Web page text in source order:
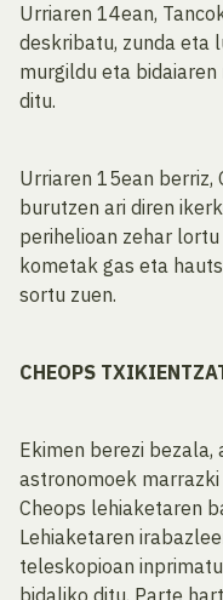
Urriaren 14ean,
deskribatu, zunda eta
murgildu eta
ditu.
Urriaren 15ean berriz,
burutzen ari diren
perihelioan zehar
kometak gas eta
sortu zuen.
CHEOPS
Ekimen berezi bezala,
astronomoek
Cheops lehiaketaren
Lehiaketaren
teleskopioan